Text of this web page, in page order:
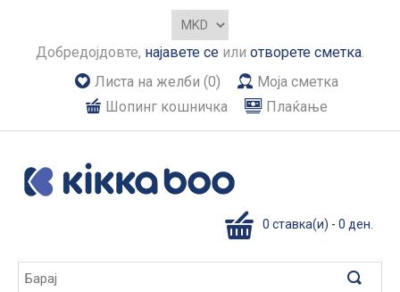
Добредојдовте, најавете се или отворете сметка.
Листа на желби (0)
Моја сметка
Шопинг кошничка
Плаќање
0 ставка(и) - 0 ден.